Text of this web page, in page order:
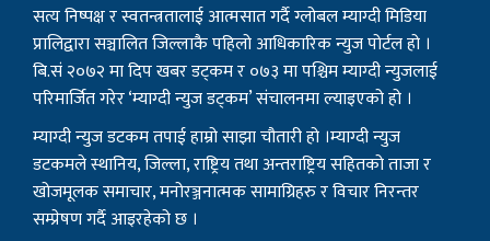
सत्य निष्पक्ष र स्वतन्त्रतालाई आत्मसात गर्दै ग्लोबल म्याग्दी मिडिया
प्रालिद्वारा सञ्चालित जिल्लाकै पहिलो आधिकारिक न्युज पोर्टल हो ।
बि.सं २०७२ मा दिप खबर डट्कम र ०७३ मा पश्चिम म्याग्दी न्युजलाई
परिमार्जित गरेर ‘म्याग्दी न्युज डट्कम’ संचालनमा ल्याइएको हो ।
म्याग्दी न्युज डटकम तपाई हाम्रो साझा चौतारी हो ।म्याग्दी न्युज
डटकमले स्थानिय, जिल्ला, राष्ट्रिय तथा अन्तराष्ट्रिय सहितको ताजा र
खोजमूलक समाचार, मनोरञ्जनात्मक सामाग्रिहरु र विचार निरन्तर
सम्प्रेषण गर्दै आइरहेको छ ।